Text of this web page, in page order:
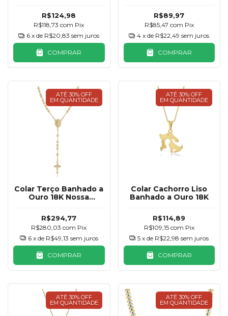
R$124,98
R$118,73com Pix
6 x de R$20,83 sem juros
COMPRAR
R$89,97
R$85,47 com Pix
4 x de R$22,49 sem juros
COMPRAR
ATÉ 30% OFF
EM QUANTIDADE
Colar Terço Banhado a
Ouro 18K Nossa
R$294,77
R$280,03com Pix
6 x de R$49,13 sem juros
COMPRAR
ATÉ 30% OFF
EM QUANTIDADE
Colar Cachorro Liso
Banhado a Ouro 18K
R$114,89
R$109,15 com Pix
5 x de R$22,98 sem juros
COMPRAR
ATÉ 30% OFF
EM QUANTIDADE
ATÉ 30% OFF
EM QUANTIDADE